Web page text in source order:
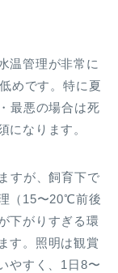
温管理が非常に
めです。特に夏
最悪の場合は死
になります。
すが、飼育下で
（15〜20℃前後
下がりすぎる環
す。照明は観賞
やすく、1日8〜